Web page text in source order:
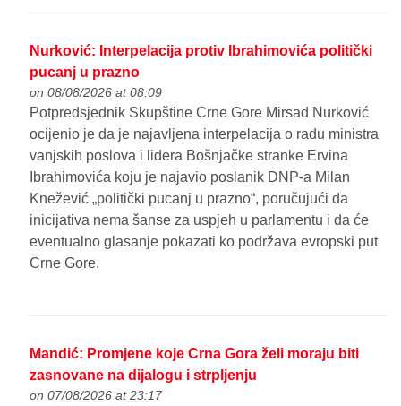
Nurković: Interpelacija protiv Ibrahimovića politički
pucanj u prazno
on 08/08/2026 at 08:09
Potpredsjednik Skupštine Crne Gore Mirsad Nurković
ocijenio je da je najavljena interpelacija o radu ministra
vanjskih poslova i lidera Bošnjačke stranke Ervina
Ibrahimovića koju je najavio poslanik DNP-a Milan
Knežević „politički pucanj u prazno“, poručujući da
inicijativa nema šanse za uspjeh u parlamentu i da će
eventualno glasanje pokazati ko podržava evropski put
Crne Gore.
Mandić: Promjene koje Crna Gora želi moraju biti
zasnovane na dijalogu i strpljenju
on 07/08/2026 at 23:17